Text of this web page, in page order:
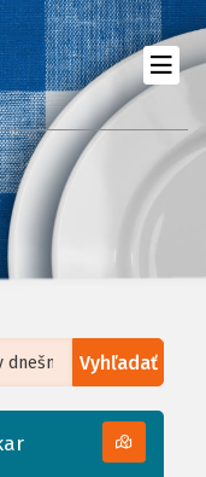
Vyhľadať
OpenStreetMap